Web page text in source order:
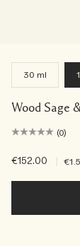
30 ml
Wood Sage
(0)
€152.00